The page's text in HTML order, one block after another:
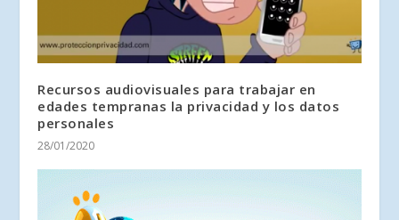
Recursos audiovisuales para trabajar en
edades tempranas la privacidad y los datos
personales
28/01/2020